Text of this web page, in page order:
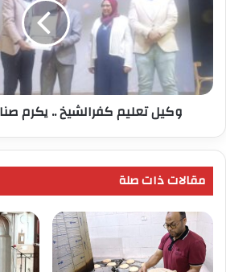
صناع
التميز
والعطاء
وكيل تعليم كفرالشيخ .. يكرم
مقالات ذات صلة